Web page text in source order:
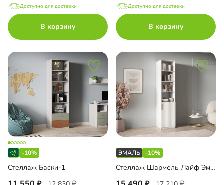
Доступно для доставки
В корзину
Доступно для доставки
В корзину
-10%
Стеллаж Баски-1
-10%
Стеллаж Шармель Лайф Эмаль